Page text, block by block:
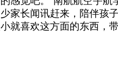
家长闻讯赶来，陪伴孩
就喜欢这方面的东西，